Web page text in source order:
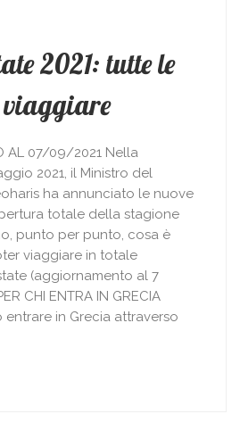
2021: tutte le
AL 07/09/2021 Nella
2021, il Ministro del
ha annunciato le nuove
totale della stagione
punto per punto, cosa è
viaggiare in totale
(aggiornamento al 7
CHI ENTRA IN GRECIA
entrare in Grecia attraverso